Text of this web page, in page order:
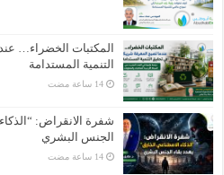
المكتبات الخضراء…
التنمية المستدامة
شفرة الانقراض:
الجنس البشري